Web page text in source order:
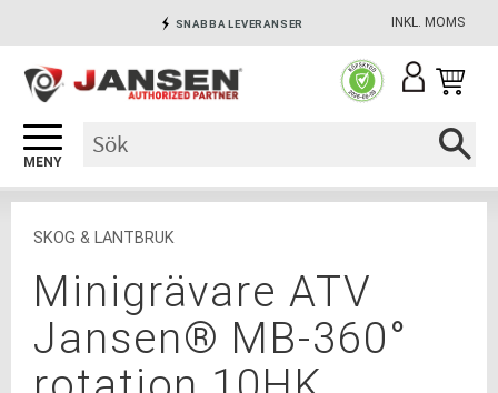
Meny
INKL. MOMS
SNABBA LEVERANSER
SÄKRA BETALNINGAR
SKOG & LANTBRUK
Minigrävare ATV
Jansen® MB-360°